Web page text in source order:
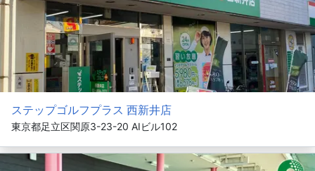
ステップゴルフプラス 西新井店
東京都足立区関原3-23-20 AIビル102